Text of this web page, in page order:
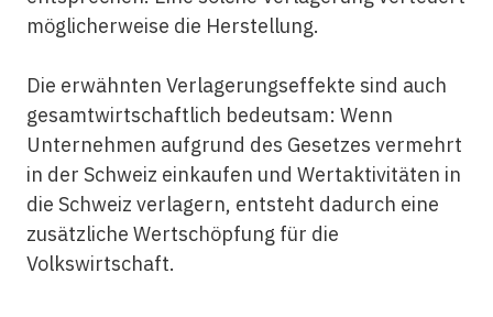
möglicherweise die Herstellung.
Die erwähnten Verlagerungseffekte sind auch
gesamtwirtschaftlich bedeutsam: Wenn
Unternehmen aufgrund des Gesetzes vermehrt
in der Schweiz einkaufen und Wertaktivitäten in
die Schweiz verlagern, entsteht dadurch eine
zusätzliche Wertschöpfung für die
Volkswirtschaft.